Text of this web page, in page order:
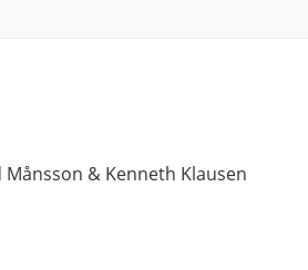
& Kenneth Klausen